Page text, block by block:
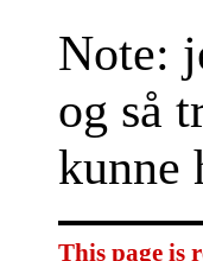
Note:
og så
kunne
This page is